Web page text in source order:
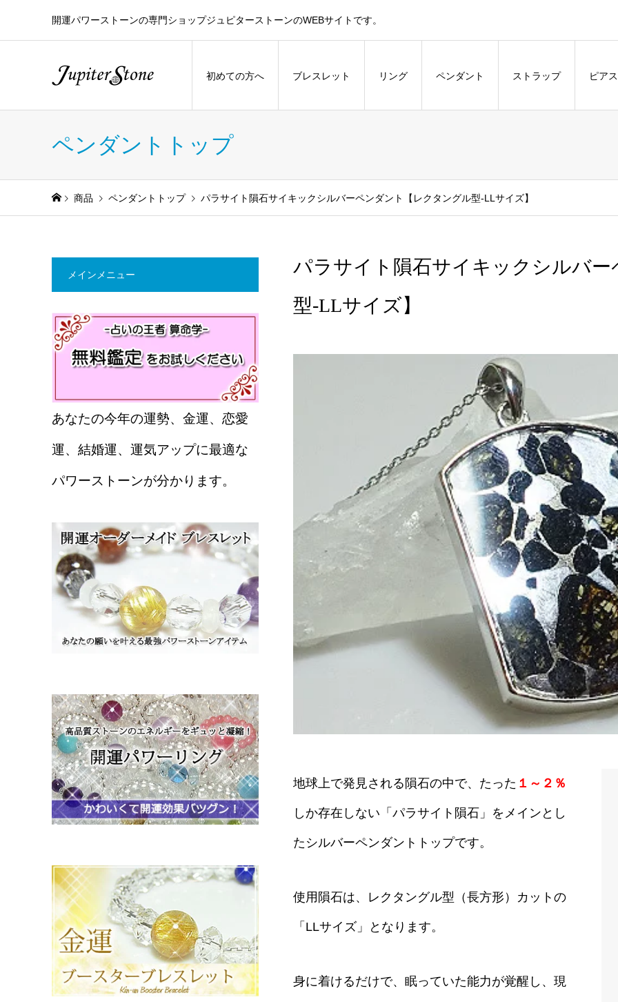
開運パワーストーンの専門ショップジュピターストーンのWEBサイトです。
初めての方へ ブレスレット リング ペンダント ストラップ ピアス
ペンダントトップ
商品 ペンダントトップ パラサイト隕石サイキックシルバーペンダント【レクタングル型-LLサイズ】
パラサイト隕石サイキックシルバ
型-LLサイズ】
地球上で発見される隕石の中で、たった １～２％
しか存在しない「パラサイト隕石」をメインとし
たシルバーペンダントトップです。
使用隕石は、レクタングル型（長方形）カットの
「LLサイズ」となります。
身に着けるだけで、眠っていた能力が覚醒し、現
メインメニュー
あなたの今年の運勢、金運、恋愛
運、結婚運、運気アップに最適な
パワーストーンが分かります。